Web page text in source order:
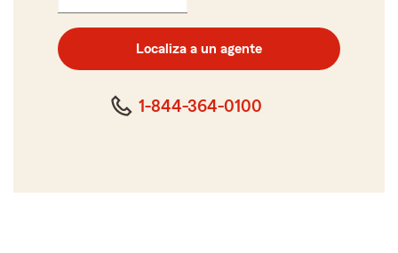
de
cinco
Localiza a un agente
1-844-364-0100